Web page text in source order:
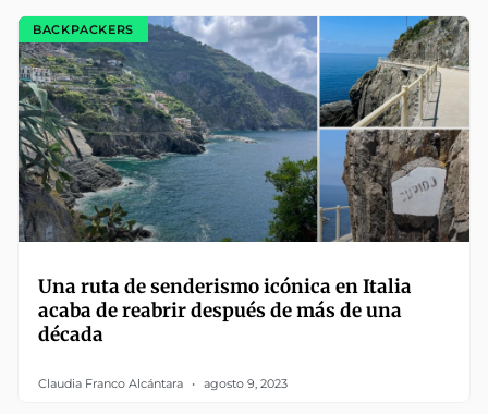
BACKPACKERS
Una ruta de senderismo icónica en Italia
acaba de reabrir después de más de una
década
Claudia Franco Alcántara agosto 9, 2023